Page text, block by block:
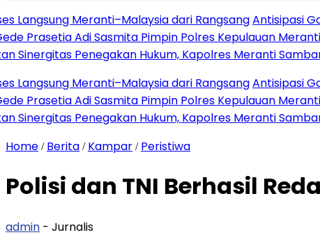
Meranti–Malaysia dari RangsangAntisipasi
Adi Sasmita Pimpin Polres Kepulauan MerantiHari
Penegakan Hukum, Kapolres Meranti Sambangi
Meranti–Malaysia dari RangsangAntisipasi
Adi Sasmita Pimpin Polres Kepulauan MerantiHari
Penegakan Hukum, Kapolres Meranti Sambangi
Home / Berita / Kampar / Peristiwa
Polisi dan TNI Berhasil
admin - Jurnalis